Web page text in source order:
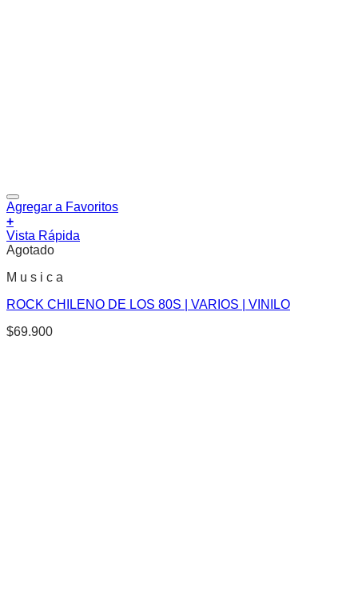
Agregar a Favoritos
+
Vista Rápida
Agotado
M u s i c a
ROCK CHILENO DE LOS 80S | VARIOS | VINILO
$69.900